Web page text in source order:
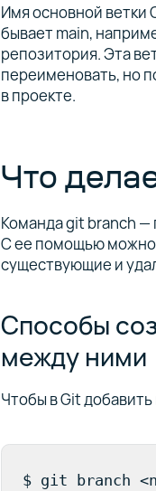
Имя основной ветки
бывает main,
репозитория. Эта
переименовать, но
в проекте.
Что
Команда git branch —
С ее помощью можно
существующие и
Способы
между ними
Чтобы в Git
$ git branch